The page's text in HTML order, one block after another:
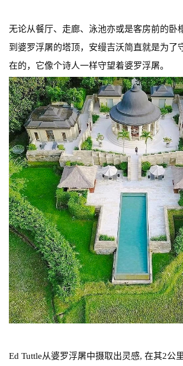
无论从餐厅、走廊、泳池亦或是客房前的卧
到婆罗浮屠的塔顶，安缦吉沃简直就是为了
在的，它像个诗人一样守望着婆罗浮屠。
Ed Tuttle从婆罗浮屠中摄取出灵感, 在其2公